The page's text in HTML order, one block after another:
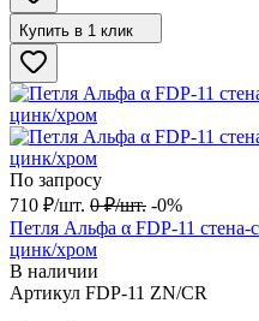
Купить в 1 клик
По запросу
710 ₽/шт. 0 ₽/шт. -0%
Петля Альфа α FDP-11 стена-
цинк/хром
В наличии
Артикул FDP-11 ZN/CR